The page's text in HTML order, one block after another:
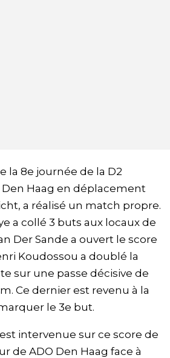
la 8e journée de la D2
Den Haag en déplacement
a réalisé un match propre.
a collé 3 buts aux locaux de
Der Sande a ouvert le score
Koudossou a doublé la
sur une passe décisive de
Ce dernier est revenu à la
le 3e but.
intervenue sur ce score de
de ADO Den Haag face à